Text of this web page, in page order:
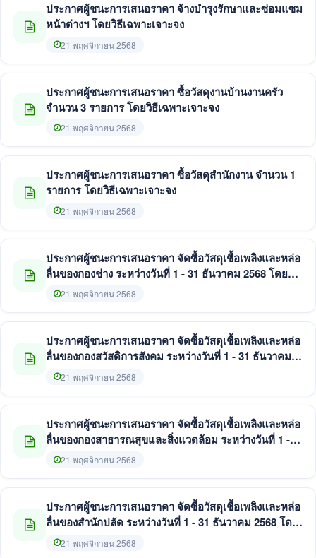
ประกาศผู้ชนะการเสนอราคา จ้างบำรุงรักษาและซ่อมแซม
หน้าต่างฯ โดยวิธีเฉพาะเจาะจง
21 พฤศจิกายน 2568
ประกาศผู้ชนะการเสนอราคา ซื้อวัสดุงานบ้านงานครัว
จำนวน 3 รายการ โดยวิธีเฉพาะเจาะจง
21 พฤศจิกายน 2568
ประกาศผู้ชนะการเสนอราคา ซื้อวัสดุสำนักงาน จำนวน 1
รายการ โดยวิธีเฉพาะเจาะจง
21 พฤศจิกายน 2568
ประกาศผู้ชนะการเสนอราคา จัดซื้อวัสดุเชื้อเพลิงและหล่อ
ลื่นของกองช่าง ระหว่างวันที่ 1 - 31 ธันวาคม 2568 โดยวิธี
เฉพาะเจาะจง
21 พฤศจิกายน 2568
ประกาศผู้ชนะการเสนอราคา จัดซื้อวัสดุเชื้อเพลิงและหล่อ
ลื่นของกองสวัสดิการสังคม ระหว่างวันที่ 1 - 31 ธันวาคม
2568 โดยวิธีเฉพาะเจาะจง
21 พฤศจิกายน 2568
ประกาศผู้ชนะการเสนอราคา จัดซื้อวัสดุเชื้อเพลิงและหล่อ
ลื่นของกองสาธารณสุขและสิ่งแวดล้อม ระหว่างวันที่ 1 -
31 ธันวาคม 2568 โดยวิธีเฉพาะเจาะจง
21 พฤศจิกายน 2568
ประกาศผู้ชนะการเสนอราคา จัดซื้อวัสดุเชื้อเพลิงและหล่อ
ลื่นของสำนักปลัด ระหว่างวันที่ 1 - 31 ธันวาคม 2568 โดย
วิธีเฉพาะเจาะจง
21 พฤศจิกายน 2568